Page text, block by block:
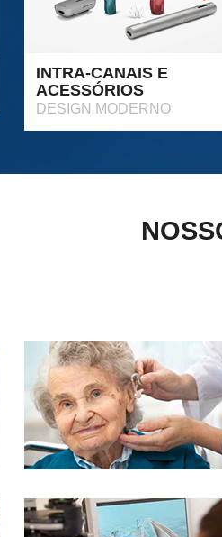
INTRA-CANAIS E
ACESSÓRIOS
DESIGN MODERNO
Home Care
comodidade e agilidade